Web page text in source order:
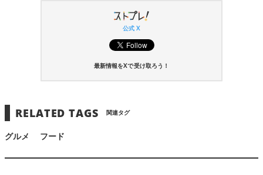
公式 X
最新情報をXで受け取ろう！
RELATED TAGS 関連タグ
グルメ フード